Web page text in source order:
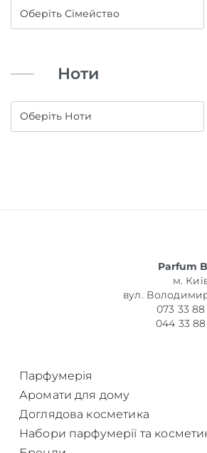
Ноти
Parfum
м.
вул.
073 33
044 33
Парфумерія
Аромати для дому
Доглядова косметика
Набори парфумерії та